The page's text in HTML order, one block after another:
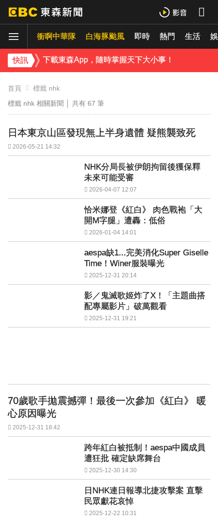
衝啊中華隊 白海豚颱風 即時 熱門 生活
快訊
下載東森App，隨時掌握天下大小事！
《理財達人秀》X 安聯投信免費講座報名中！搶先卡位 2027
下載東森App，隨時掌握天下大小事！
首頁
標籤 nhk
標籤 nhk 相關新聞 │ 共有 67 筆
日本東京山區發現無上半身遺體 疑熊襲致死
2026-05-21 14:32
NHK分局長被伊朗拘留後獲保釋
未來可能受審
2026-04-07 12:07
恰米娜登《紅白》 肉色戰袍「大
開M字腿」遭轟：低俗
2026-01-04 14:01
aespa缺1...完美消化Super Giselle
Time！Winer服裝曝光
2025-12-31 20:14
影／鬼滅歌姬炸了X！「主題曲搭
配專屬影片」破萬觀看
2025-12-31 19:21
70歲歌手拋震撼彈！最後一次參加《紅白》 暖
心原因曝光
2025-12-31 18:42
跨年紅白被抵制！aespa中國成員
遭狂批 確定缺席舞台
2025-12-30 14:30
日NHK連日報導北捷攻擊案 直擊
民眾獻花哀悼
2025-12-22 10:31